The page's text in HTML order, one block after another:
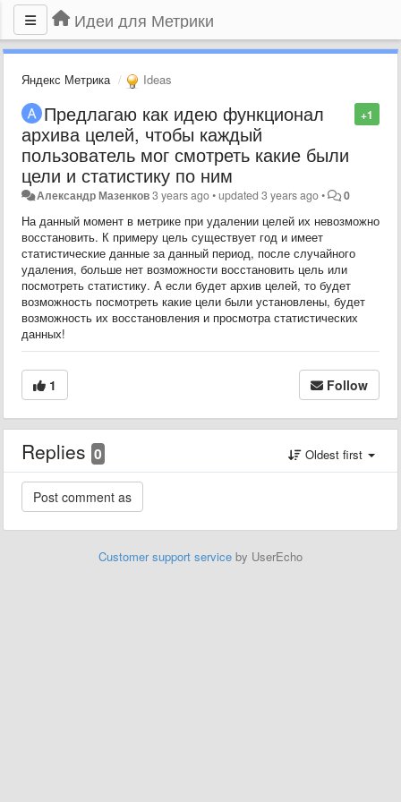
Идеи для Метрики
Яндекс Метрика Ideas
+1
Предлагаю как идею функционал
архива целей, чтобы каждый
пользователь мог смотреть какие были
цели и статистику по ним
Александр Мазенков3 years ago•updated3 years ago• 0
На данный момент в метрике при удалении целей их невозможно
восстановить. К примеру цель существует год и имеет
статистические данные за данный период, после случайного
удаления, больше нет возможности восстановить цель или
посмотреть статистику. А если будет архив целей, то будет
возможность посмотреть какие цели были установлены, будет
возможность их восстановления и просмотра статистических
данных!
1 Follow
Replies 0 Oldest first
Customer support service by UserEcho